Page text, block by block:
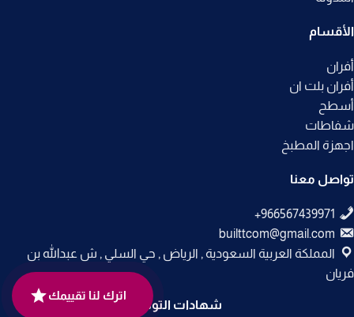
الأقسام
أفران
أفران بلت ان
أسطح
شفاطات
اجهزة المطبخ
تواصل معنا
builttcom@gmail.com
المملكة العربية السعودية , الرياض , حي السلي , ش عبدالله بن
فريان
شهادات التوثيق
اترك لنا تقييمك